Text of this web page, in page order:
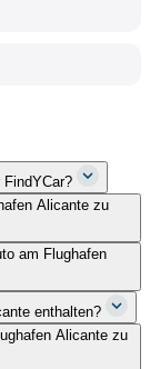
Alicante zu
am Flughafen
enthalten?
Alicante zu